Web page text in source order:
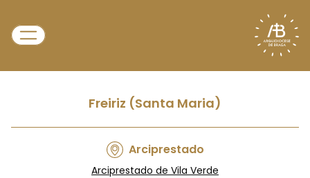
Freiriz (Santa Maria)
Arciprestado
Arciprestado de Vila Verde